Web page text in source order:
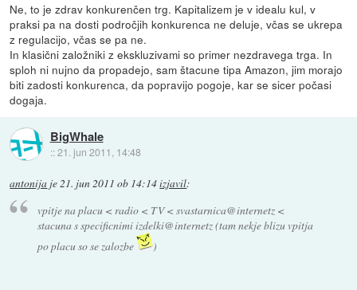
Ne, to je zdrav konkurenčen trg. Kapitalizem je v idealu kul, v
praksi pa na dosti področjih konkurenca ne deluje, včas se ukrepa
z regulacijo, včas se pa ne.
In klasični založniki z ekskluzivami so primer nezdravega trga. In
sploh ni nujno da propadejo, sam štacune tipa Amazon, jim morajo
biti zadosti konkurenca, da popravijo pogoje, kar se sicer počasi
dogaja.
BigWhale
::21. jun 2011, 14:48
antonija je21. jun 2011 ob 14:14izjavil:
vpitje na placu < radio < TV < svastarnica@internetz <
stacuna s specificnimi izdelki@internetz (tam nekje blizu vpitja
po placu so se zalozbe
)